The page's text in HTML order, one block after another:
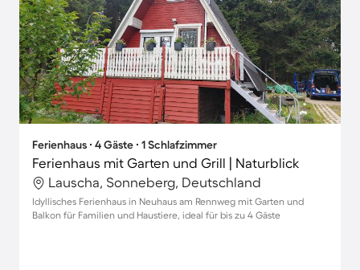
Ferienhaus ∙ 4 Gäste ∙ 1 Schlafzimmer
Ferienhaus mit Garten und Grill | Naturblick
Lauscha, Sonneberg, Deutschland
Idyllisches Ferienhaus in Neuhaus am Rennweg mit Garten und
Balkon für Familien und Haustiere, ideal für bis zu 4 Gäste